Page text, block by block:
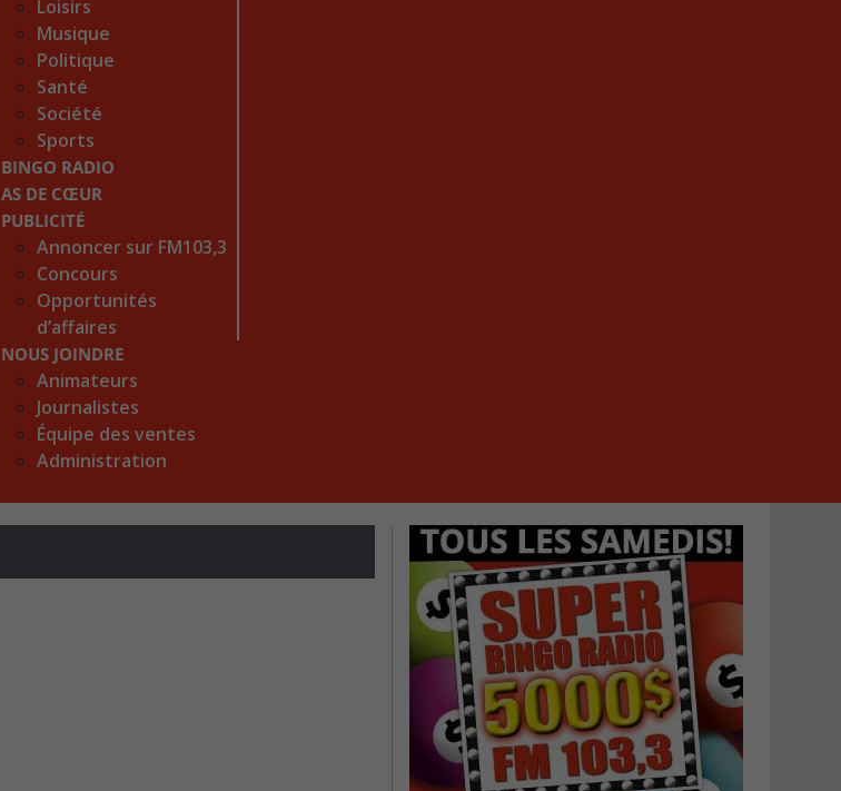
Loisirs
Musique
Politique
Santé
Société
Sports
BINGO RADIO
AS DE CŒUR
PUBLICITÉ
Annoncer sur FM103,3
Concours
Opportunités
d’affaires
NOUS JOINDRE
Animateurs
Journalistes
Équipe des ventes
Administration